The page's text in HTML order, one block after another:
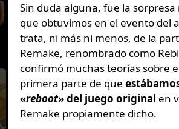
Sin duda alguna, fue la sorpresa
que obtuvimos en el evento del
trata, ni más ni menos, de la
Remake, renombrado como
confirmó muchas teorías sobre
primera parte de que
«reboot» del juego original en
Remake propiamente dicho.